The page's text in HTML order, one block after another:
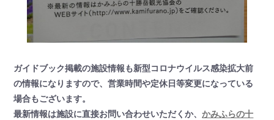
ガイドブック掲載の施設情報も新型コロナウイルス感染拡大前
の情報になりますので、営業時間や定休日等変更になっている
場合もございます。
最新情報は施設に直接お問い合わせいただくか、かみふらの十